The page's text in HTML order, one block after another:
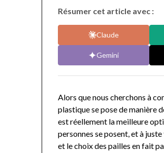
Résumer cet article avec :
Claude
Gemini
Alors que nous cherchons à
plastique se pose de manière
est réellement la meilleure
personnes se posent, et à
et le choix des pailles en fait